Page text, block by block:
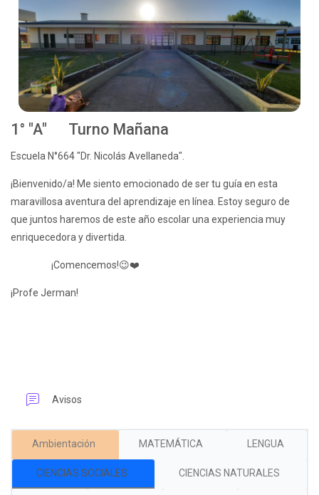
1° "A" Turno Mañana
Escuela N°664 "Dr. Nicolás Avellaneda".
¡Bienvenido/a! Me siento emocionado de ser tu guía en esta
maravillosa aventura del aprendizaje en línea. Estoy seguro de
que juntos haremos de este año escolar una experiencia muy
enriquecedora y divertida.
¡Comencemos!😉❤️
¡Profe Jerman!
Avisos
Ambientación MATEMÁTICA LENGUA
CIENCIAS SOCIALES CIENCIAS NATURALES